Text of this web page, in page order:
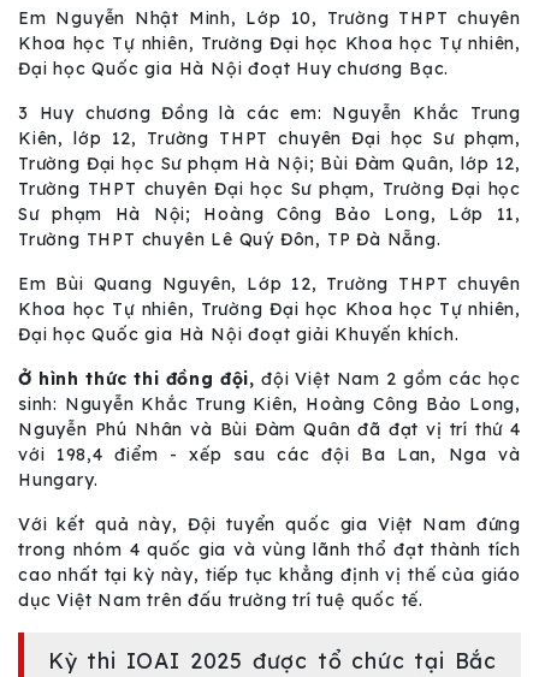
Em Nguyễn Nhật Minh, Lớp 10, Trường THPT chuyên
Khoa học Tự nhiên, Trường Đại học Khoa học Tự nhiên,
Đại học Quốc gia Hà Nội đoạt Huy chương Bạc.
3 Huy chương Đồng là các em: Nguyễn Khắc Trung
Kiên, lớp 12, Trường THPT chuyên Đại học Sư phạm,
Trường Đại học Sư phạm Hà Nội; Bùi Đàm Quân, lớp 12,
Trường THPT chuyên Đại học Sư phạm, Trường Đại học
Sư phạm Hà Nội; Hoàng Công Bảo Long, Lớp 11,
Trường THPT chuyên Lê Quý Đôn, TP Đà Nẵng.
Em Bùi Quang Nguyên, Lớp 12, Trường THPT chuyên
Khoa học Tự nhiên, Trường Đại học Khoa học Tự nhiên,
Đại học Quốc gia Hà Nội đoạt giải Khuyến khích.
Ở hình thức thi đồng đội, đội Việt Nam 2 gồm các học
sinh: Nguyễn Khắc Trung Kiên, Hoàng Công Bảo Long,
Nguyễn Phú Nhân và Bùi Đàm Quân đã đạt vị trí thứ 4
với 198,4 điểm - xếp sau các đội Ba Lan, Nga và
Hungary.
Với kết quả này, Đội tuyển quốc gia Việt Nam đứng
trong nhóm 4 quốc gia và vùng lãnh thổ đạt thành tích
cao nhất tại kỳ này, tiếp tục khẳng định vị thế của giáo
dục Việt Nam trên đấu trường trí tuệ quốc tế.
Kỳ thi IOAI 2025 được tổ chức tại Bắc